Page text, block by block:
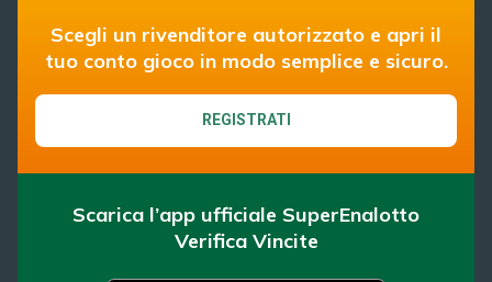
Scegli un rivenditore autorizzato e apri il
tuo conto gioco in modo semplice e sicuro.
REGISTRATI
Scarica l’app ufficiale SuperEnalotto
Verifica Vincite